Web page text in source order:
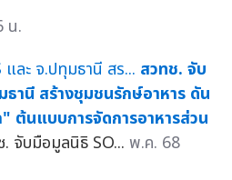
น.
สวทช. จับ
านี สร้างชุมชนรักษ์อาหาร ดัน
ต้นแบบการจัดการอาหารส่วน
จับมือมูลนิธิ SO... พ.ค. 68